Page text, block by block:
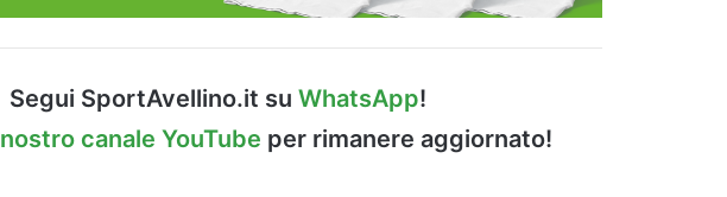
Segui SportAvellino.it su WhatsApp!
nostro canale YouTube per rimanere aggiornato!